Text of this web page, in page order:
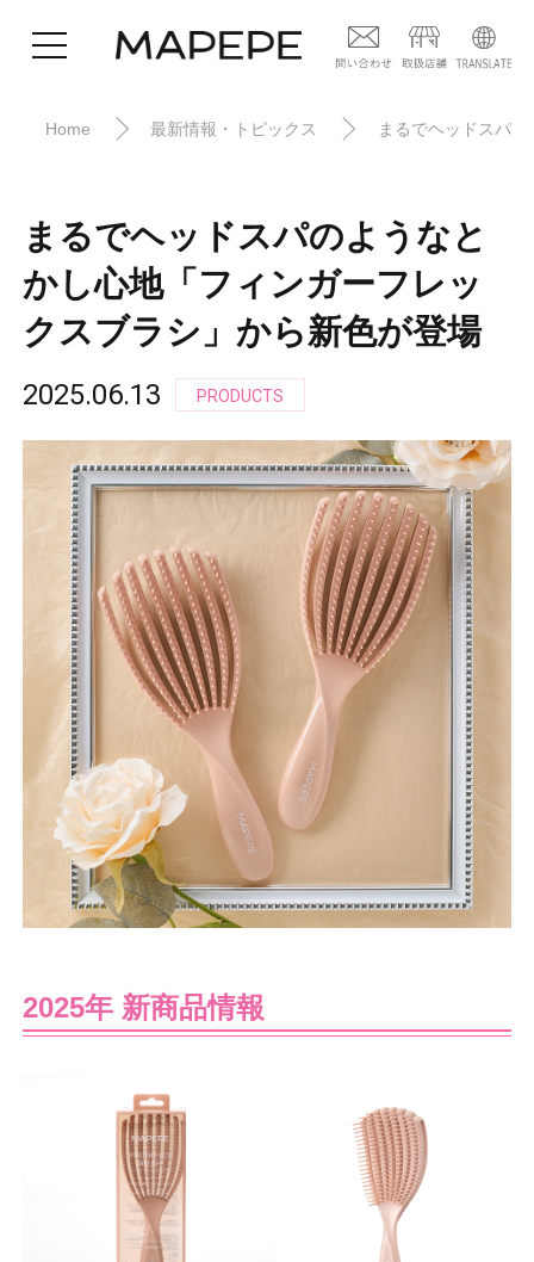
Home 最新情報・トピックス まるでヘッドスパ
まるでヘッドスパのようなと
かし心地「フィンガーフレッ
クスブラシ」から新色が登場
2025.06.13 PRODUCTS
2025年 新商品情報